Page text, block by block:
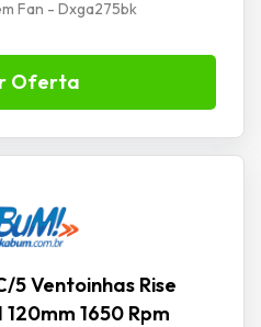
Fan - Dxga275bk
Oferta
Ventoinhas Rise
1650 Rpm